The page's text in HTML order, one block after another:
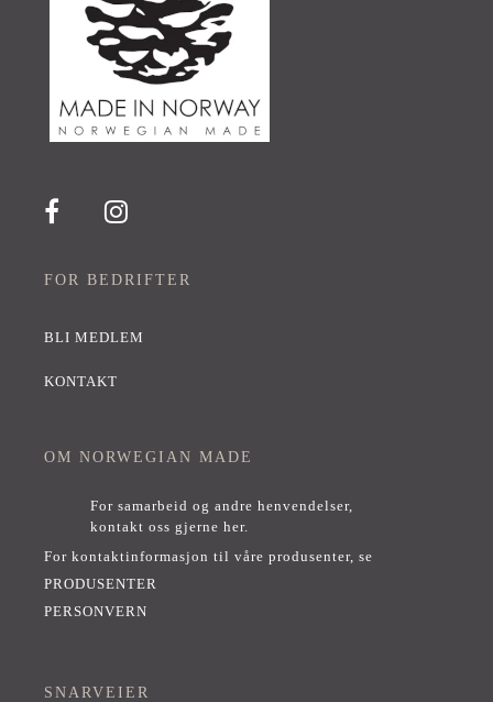
FOR BEDRIFTER
BLI MEDLEM
KONTAKT
OM NORWEGIAN MADE
For samarbeid og andre henvendelser,
kontakt oss gjerne her.
For kontaktinformasjon til våre produsenter, se
PRODUSENTER
PERSONVERN
SNARVEIER